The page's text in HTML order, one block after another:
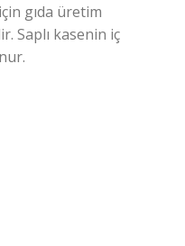
gıda üretim
Saplı kasenin iç